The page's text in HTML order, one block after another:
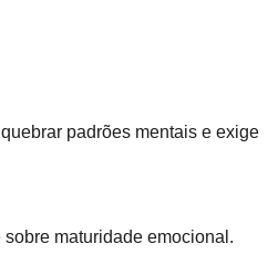
padrões mentais e exige
maturidade emocional.